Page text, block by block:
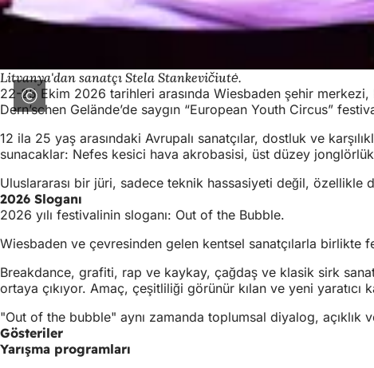
Litvanya'dan sanatçı Stela Stankevičiutė.
22-25 Ekim 2026 tarihleri arasında Wiesbaden şehir
Dern’schen Gelände’de saygın “European Youth Circus”
12 ila 25 yaş arasındaki Avrupalı sanatçılar, dostluk ve
sunacaklar: Nefes kesici hava akrobasisi, üst düzey
Uluslararası bir jüri, sadece teknik hassasiyeti değil, özellikle
2026 Sloganı
2026 yılı festivalinin sloganı: Out of the Bubble.
Wiesbaden ve çevresinden gelen kentsel sanatçılarla
Breakdance, grafiti, rap ve kaykay, çağdaş ve klasik sirk
ortaya çıkıyor. Amaç, çeşitliliği görünür kılan ve yeni yaratıcı
"Out of the bubble" aynı zamanda toplumsal diyalog, açıklık
Gösteriler
Yarışma programları